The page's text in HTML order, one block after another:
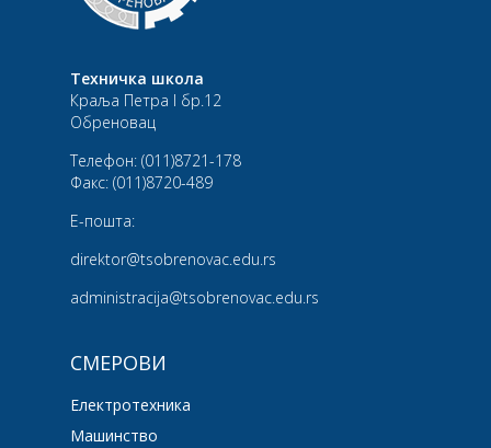
Техничка школа
Краља Петра I бр.12
Обреновац
Телефон: (011)8721-178
Факс: (011)8720-489
Е-пошта:
direktor@tsobrenovac.edu.rs
administracija@tsobrenovac.edu.rs
СМЕРОВИ
Електротехника
Машинство